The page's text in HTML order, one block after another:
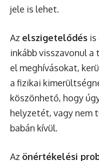
jele is lehet.
Az elszigetelődés is
inkább visszavonul
el meghívásokat,
a fizikai
köszönhető, hogy
helyzetét, vagy nem
babán kívül.
Az önértékelési